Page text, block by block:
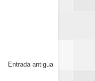
Entrada antigua